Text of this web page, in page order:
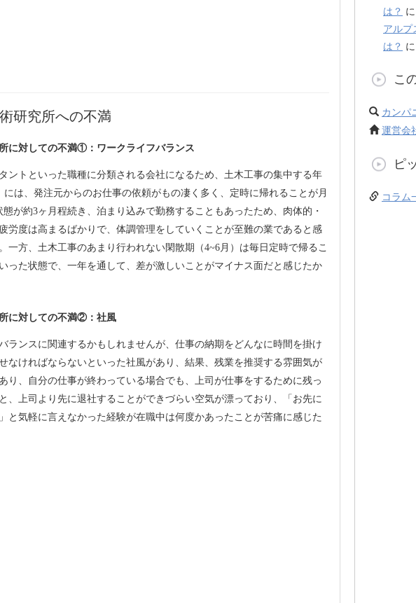
研究所への不満
に対しての不満①：ワークライフバランス
ントといった職種に分類される会社になるため、土木工事の集中する年
には、発注元からのお仕事の依頼がもの凄く多く、定時に帰れることが月
態が約3ヶ月程続き、泊まり込みで勤務することもあったため、肉体的・
労度は高まるばかりで、体調管理をしていくことが至難の業であると感
一方、土木工事のあまり行われない閑散期（4~6月）は毎日定時で帰るこ
った状態で、一年を通して、差が激しいことがマイナス面だと感じたか
に対しての不満②：社風
ランスに関連するかもしれませんが、仕事の納期をどんなに時間を掛け
なければならないといった社風があり、結果、残業を推奨する雰囲気が
り、自分の仕事が終わっている場合でも、上司が仕事をするために残っ
、上司より先に退社することができづらい空気が漂っており、「お先に
と気軽に言えなかった経験が在職中は何度かあったことが苦痛に感じた
は？
アルプ
は？
こ
カンパ
運営会
ピ
コラム